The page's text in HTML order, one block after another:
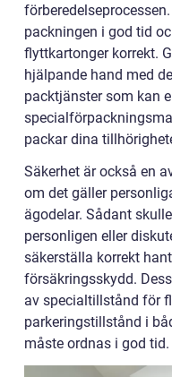
packningen i god tid
flyttkartonger korrekt.
hjälpande hand med
packtjänster som kan
packar dina
Säkerhet är också en
om det gäller
ägodelar. Sådant
personligen eller
säkerställa korrekt
försäkringsskydd.
av specialtillstånd för
parkeringstillstånd i
måste ordnas i god tid.